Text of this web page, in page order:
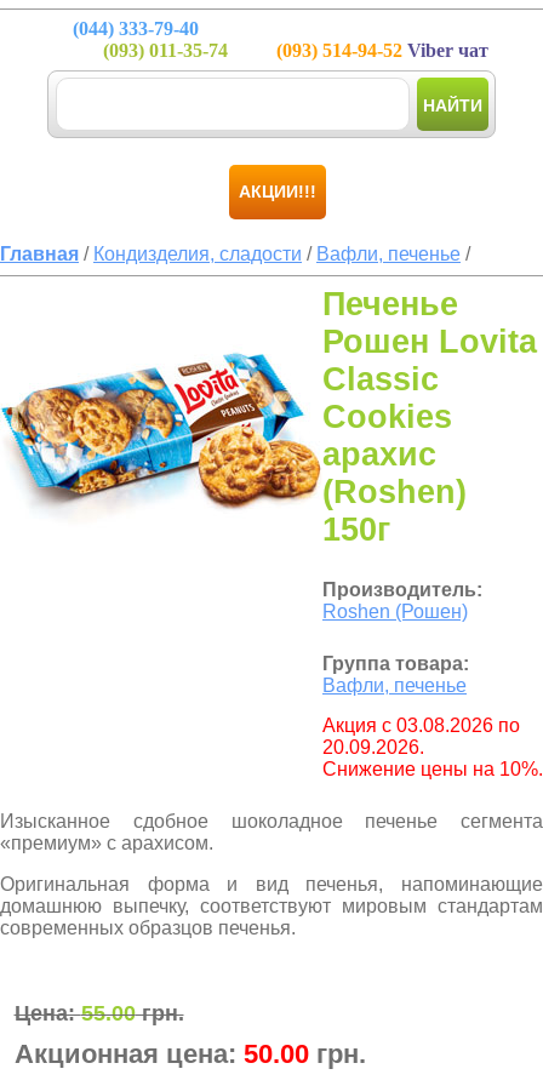
(044) 333-79-40
(093) 011-35-74 (093) 514-94-52 Viber чат
НАЙТИ
АКЦИИ!!!
Главная / Кондизделия, сладости / Вафли, печенье /
Печенье
Рошен Lovita
Classic
Cookies
арахис
(Roshen)
150г
Производитель:
Roshen (Рошен)
Группа товара:
Вафли, печенье
Aкция с 03.08.2026 по
20.09.2026.
Снижение цены на 10%.
Изысканное сдобное шоколадное печенье сегмента
«премиум» с арахисом.
Оригинальная форма и вид печенья, напоминающие
домашнюю выпечку, соответствуют мировым стандартам
современных образцов печенья.
Цена:55.00грн.
Акционная цена: 50.00 грн.